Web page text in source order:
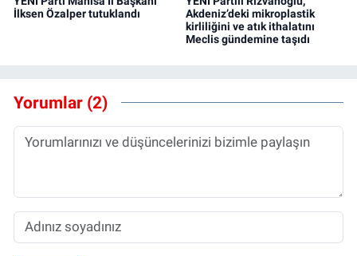
İlksen Özalper tutuklandı
Akdeniz’deki mikroplastik
kirliliğini ve atık ithalatını
Meclis gündemine taşıdı
Yorumlar (2)